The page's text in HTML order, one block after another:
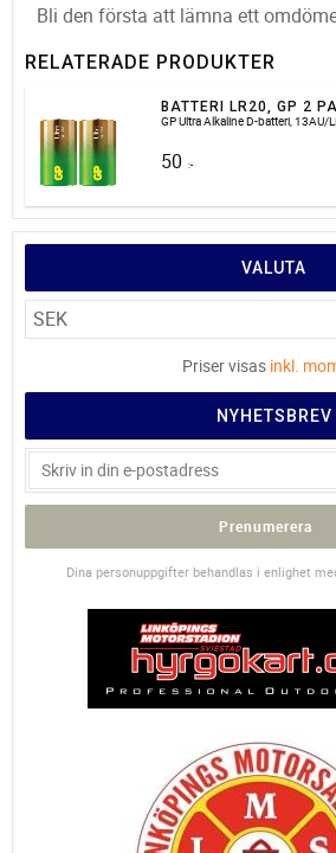
Bli den första att lämna ett
RELATERADE PRODUKTER
BATTERI LR20, GP 2
GP Ultra Alkaline D-batteri, 13AU/
50 :-
VALUTA
Priser visas inkl.
NYHETSBREV
Prenumerera
Dina personuppgifter behandlas i enlighet